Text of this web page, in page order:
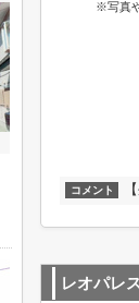
※写真
コメント
レオパレ